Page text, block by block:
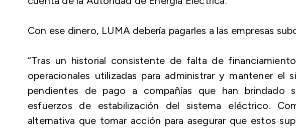
Con ese dinero, LUMA debería pagarles a las empresas
“Tras un historial consistente de falta de
operacionales utilizadas para administrar y mantener el
pendientes de pago a compañías que han brindado
esfuerzos de estabilización del sistema eléctrico.
alternativa que tomar acción para asegurar que estos